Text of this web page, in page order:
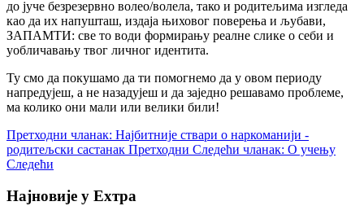
до јуче безрезервно волео/волела, тако и родитељима изгледа
као да их напушташ, издаја њиховог поверења и љубави,
ЗАПАМТИ: све то води формирању реалне слике о себи и
уобличавању твог личног идентита.
Ту смо да покушамо да ти помогнемо да у овом периоду
напредујеш, а не назадујеш и да заједно решавамо проблеме,
ма колико они мали или велики били!
Претходни чланак: Најбитније ствари о наркоманији -
родитељски састанак Претходни Следећи чланак: О учењу
Следећи
Најновије у Еxтра